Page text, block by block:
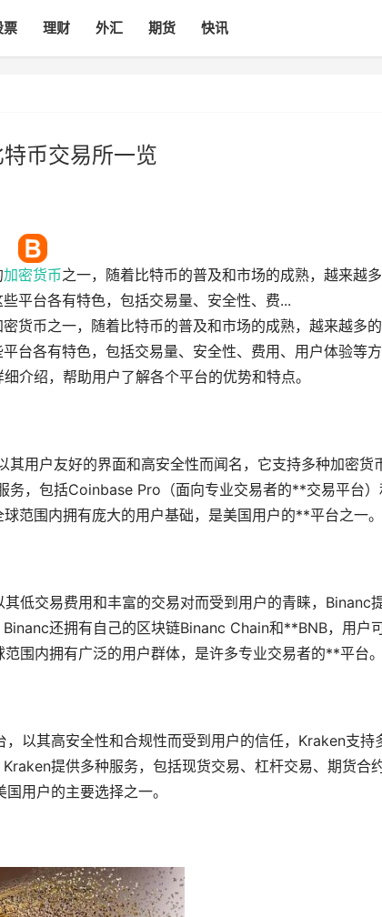
票 理财 外汇 期货 快讯
币交易所一览
加密货币之一，随着比特币的普及和市场的成熟，越来越
平台各有特色，包括交易量、安全性、费...
货币之一，随着比特币的普及和市场的成熟，越来越多
台各有特色，包括交易量、安全性、费用、用户体验等方
细介绍，帮助用户了解各个平台的优势和特点。
用户友好的界面和高安全性而闻名，它支持多种加密货
务，包括Coinbase Pro（面向专业交易者的**交易平台）
范围内拥有庞大的用户基础，是美国用户的**平台之一。
低交易费用和丰富的交易对而受到用户的青睐，Binanc
还拥有自己的区块链Binanc Chain和**BNB，用户
围内拥有广泛的用户群体，是许多专业交易者的**平台。
以其高安全性和合规性而受到用户的信任，Kraken支持
提供多种服务，包括现货交易、杠杆交易、期货合
用户的主要选择之一。